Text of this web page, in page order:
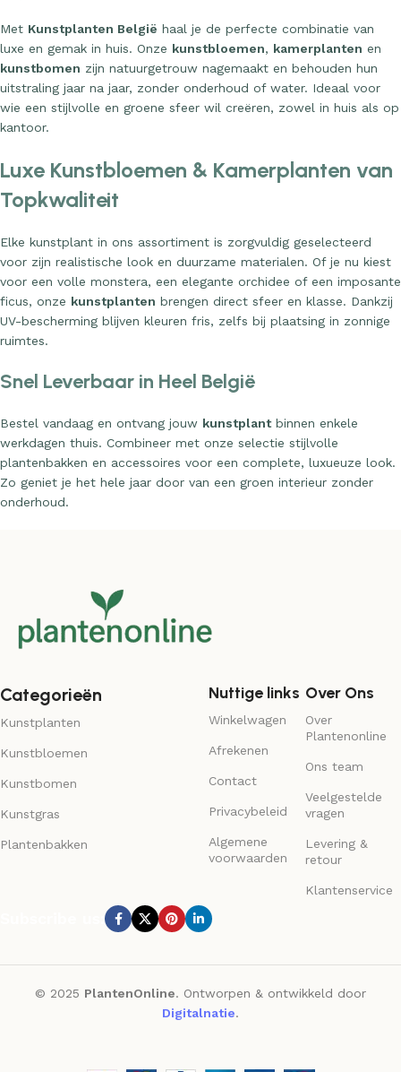
Met Kunstplanten België haal je de perfecte combinatie van
luxe en gemak in huis. Onze kunstbloemen, kamerplanten en
kunstbomen zijn natuurgetrouw nagemaakt en behouden hun
uitstraling jaar na jaar, zonder onderhoud of water. Ideaal voor
wie een stijlvolle en groene sfeer wil creëren, zowel in huis als op
kantoor.
Luxe Kunstbloemen & Kamerplanten van
Topkwaliteit
Elke kunstplant in ons assortiment is zorgvuldig geselecteerd
voor zijn realistische look en duurzame materialen. Of je nu kiest
voor een volle monstera, een elegante orchidee of een imposante
ficus, onze kunstplanten brengen direct sfeer en klasse. Dankzij
UV-bescherming blijven kleuren fris, zelfs bij plaatsing in zonnige
ruimtes.
Snel Leverbaar in Heel België
Bestel vandaag en ontvang jouw kunstplantbinnen enkele
werkdagen thuis. Combineer met onze selectie stijlvolle
plantenbakken en accessoires voor een complete, luxueuze look.
Zo geniet je het hele jaar door van een groen interieur zonder
onderhoud.
Categorieën
Kunstplanten
Kunstbloemen
Kunstbomen
Kunstgras
Plantenbakken
Nuttige links
Winkelwagen
Afrekenen
Contact
Privacybeleid
Algemene
voorwaarden
Over Ons
Over
Plantenonline
Ons team
Veelgestelde
vragen
Levering &
retour
Klantenservice
© 2025 PlantenOnline. Ontworpen & ontwikkeld door
Digitalnatie.